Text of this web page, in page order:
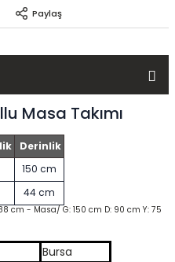
Paylaş
Masa Takımı
Derinlik
150 cm
44 cm
cm - Masa/ G: 150 cm D: 90 cm Y: 75
Bursa